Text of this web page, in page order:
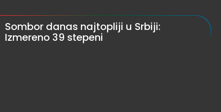
Sombor danas najtopliji u Srbiji:
Izmereno 39 stepeni